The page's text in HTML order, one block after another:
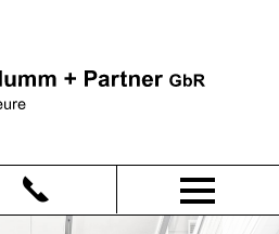
toggle
menu